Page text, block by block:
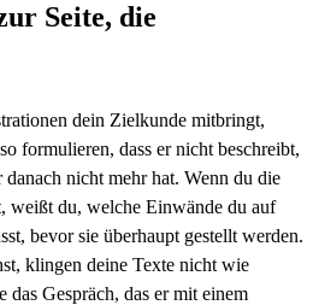
Seite, die
dein Zielkunde mitbringt,
formulieren, dass er nicht beschreibt,
nicht mehr hat. Wenn du die
weißt du, welche Einwände du auf
bevor sie überhaupt gestellt werden.
klingen deine Texte nicht wie
Gespräch, das er mit einem